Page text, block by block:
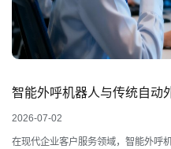
智能外呼机器人与传统自动
2026-07-02
在现代企业客户服务领域，智能外呼